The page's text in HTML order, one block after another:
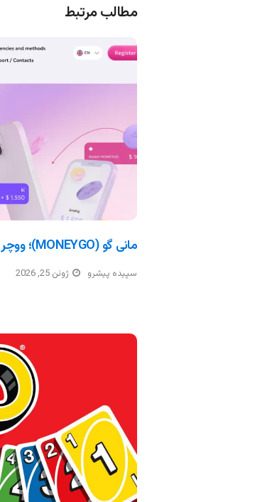
مطالب مرتبط
مانی گو (MONEYGO)؛ ووچر و راهکار پرداخت ارزی
سپیده پیشرو ژوئن 25, 2026